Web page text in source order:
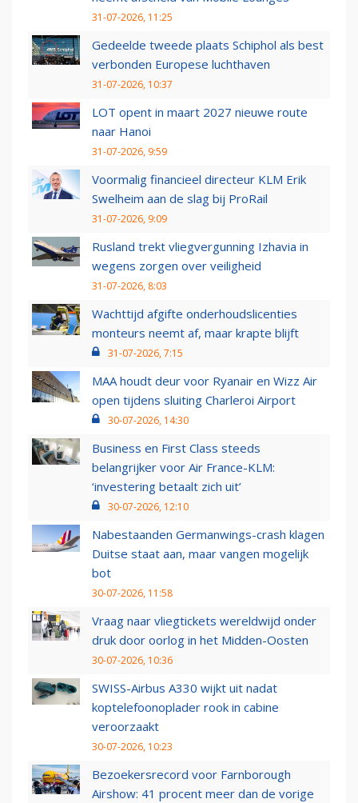
31-07-2026, 11:25
Gedeelde tweede plaats Schiphol als best
verbonden Europese luchthaven
31-07-2026, 10:37
LOT opent in maart 2027 nieuwe route
naar Hanoi
31-07-2026, 9:59
Voormalig financieel directeur KLM Erik
Swelheim aan de slag bij ProRail
31-07-2026, 9:09
Rusland trekt vliegvergunning Izhavia in
wegens zorgen over veiligheid
31-07-2026, 8:03
Wachttijd afgifte onderhoudslicenties
monteurs neemt af, maar krapte blijft
31-07-2026, 7:15
MAA houdt deur voor Ryanair en Wizz Air
open tijdens sluiting Charleroi Airport
30-07-2026, 14:30
Business en First Class steeds
belangrijker voor Air France-KLM:
‘investering betaalt zich uit’
30-07-2026, 12:10
Nabestaanden Germanwings-crash klagen
Duitse staat aan, maar vangen mogelijk
bot
30-07-2026, 11:58
Vraag naar vliegtickets wereldwijd onder
druk door oorlog in het Midden-Oosten
30-07-2026, 10:36
SWISS-Airbus A330 wijkt uit nadat
koptelefoonoplader rook in cabine
veroorzaakt
30-07-2026, 10:23
Bezoekersrecord voor Farnborough
Airshow: 41 procent meer dan de vorige